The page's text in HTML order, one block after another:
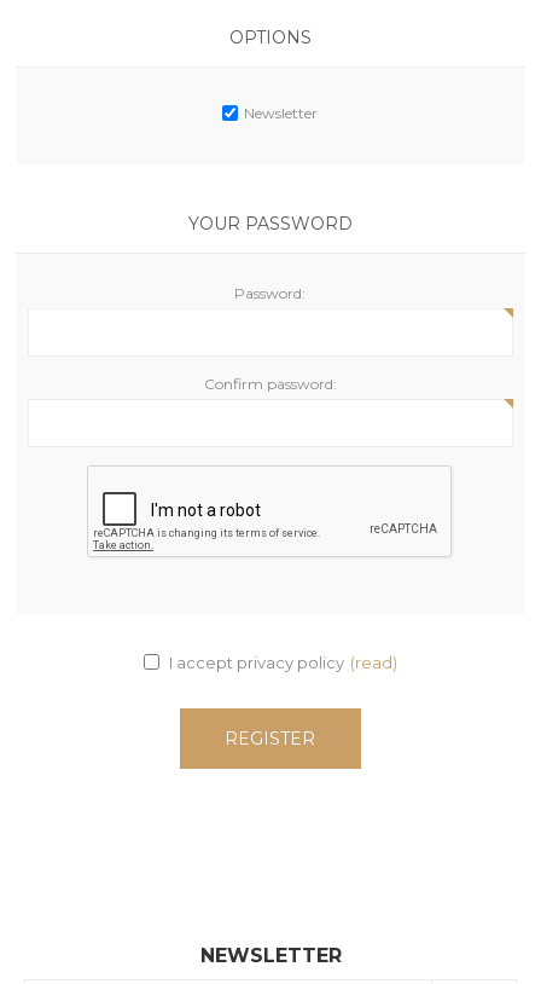
OPTIONS
Newsletter
YOUR PASSWORD
Password:
Confirm password:
I accept privacy policy (read)
NEWSLETTER